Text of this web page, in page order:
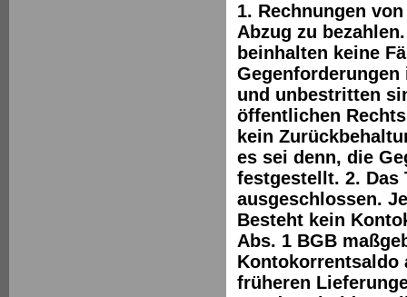
1. Rechnungen
Abzug zu
beinhalten keine
und unbestritten
öffentlichen
kein
es sei denn, die
festgestellt. 2.
ausgeschlossen.
Besteht kein
Abs. 1 BGB
Kontokorrentsaldo
früheren